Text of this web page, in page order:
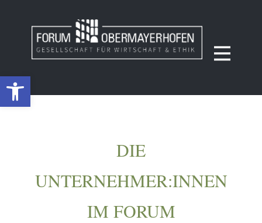
Werkzeugleiste öffnen
DIE
UNTERNEHMER:INNEN
IM FORUM